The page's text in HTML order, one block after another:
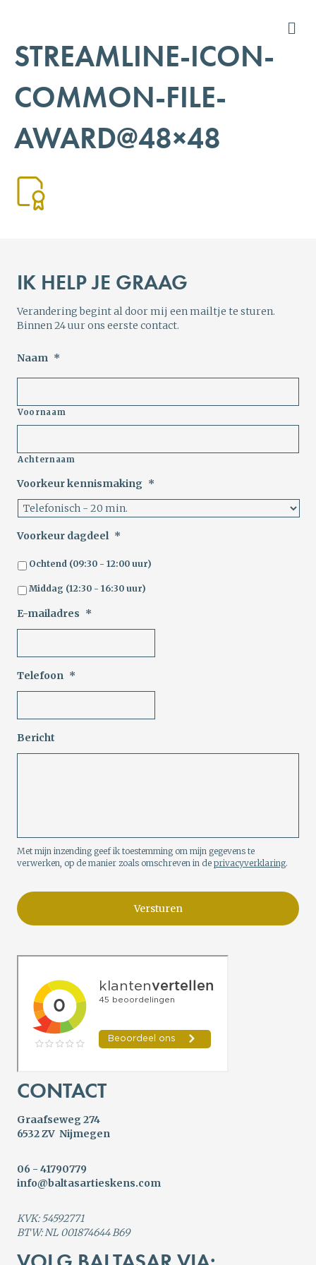
STREAMLINE-ICON-
COMMON-FILE-
AWARD@48×48
IK HELP JE GRAAG
Verandering begint al door mij een mailtje te sturen.
Binnen 24 uur ons eerste contact.
Naam *
Voornaam
Achternaam
Voorkeur kennismaking *
Voorkeur dagdeel *
Ochtend (09:30 - 12:00 uur)
Middag (12:30 - 16:30 uur)
E-mailadres *
Telefoon *
Bericht
Met mijn inzending geef ik toestemming om mijn gegevens te
verwerken, op de manier zoals omschreven in de privacyverklaring.
CONTACT
Graafseweg 274
6532 ZV Nijmegen
06 - 41790779
info@baltasartieskens.com
KVK: 54592771
BTW: NL 001874644 B69